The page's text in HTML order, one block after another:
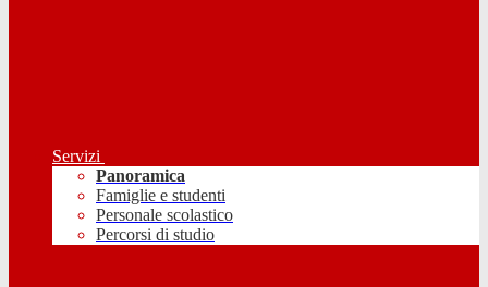
Servizi
Panoramica
Famiglie e studenti
Personale scolastico
Percorsi di studio